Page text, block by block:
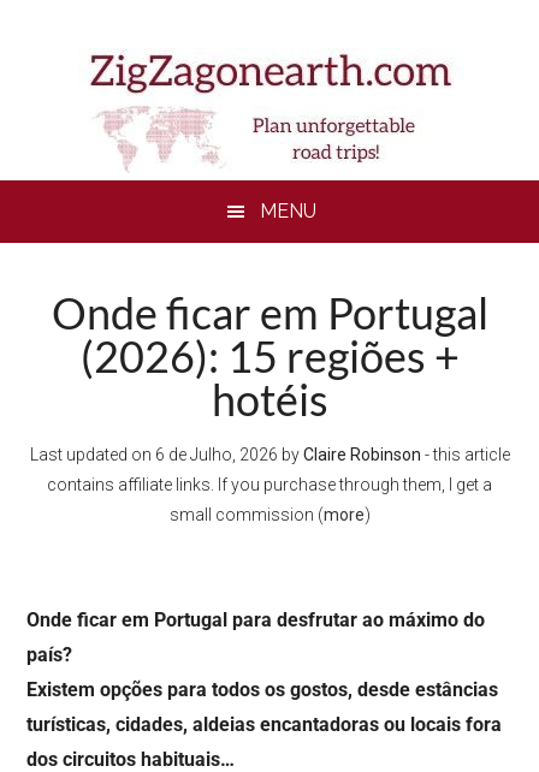
MENU
Onde ficar em Portugal
(2026): 15 regiões +
hotéis
Last updated on 6 de Julho, 2026 byClaire Robinson - this article
contains affiliate links. If you purchase through them, I get a
small commission (more)
Onde ficar em Portugal para desfrutar ao máximo do
país?
Existem opções para todos os gostos, desde estâncias
turísticas, cidades, aldeias encantadoras ou locais fora
dos circuitos habituais…